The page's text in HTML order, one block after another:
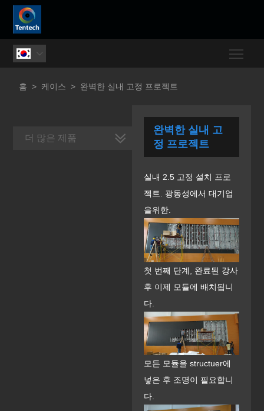

홈 > 케이스 > 완벽한 실내 고정 프로젝트
완벽한 실내 고
정 프로젝트
실내 2.5 고정 설치 프로
젝트. 광동성에서 대기업
을위한.
첫 번째 단계, 완료된 강사
후 이제 모듈에 배치됩니
다.
모든 모듈을 structuer에
넣은 후 조명이 필요합니
다.
더 많은 제품